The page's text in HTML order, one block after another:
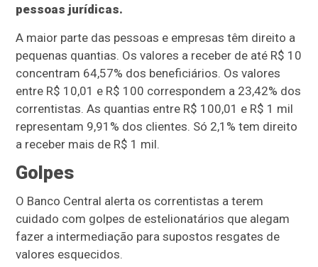
pessoas jurídicas.
A maior parte das pessoas e empresas têm direito a
pequenas quantias. Os valores a receber de até R$ 10
concentram 64,57% dos beneficiários. Os valores
entre R$ 10,01 e R$ 100 correspondem a 23,42% dos
correntistas. As quantias entre R$ 100,01 e R$ 1 mil
representam 9,91% dos clientes. Só 2,1% tem direito
a receber mais de R$ 1 mil.
Golpes
O Banco Central alerta os correntistas a terem
cuidado com golpes de estelionatários que alegam
fazer a intermediação para supostos resgates de
valores esquecidos.